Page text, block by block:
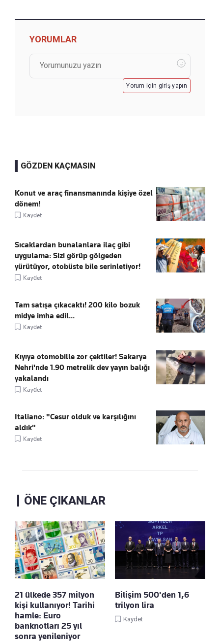
YORUMLAR
Yorum için giriş yapın
GÖZDEN KAÇMASIN
Konut ve araç finansmanında kişiye özel
dönem!
Kaydet
Sıcaklardan bunalanlara ilaç gibi
uygulama: Sizi görüp gölgeden
yürütüyor, otobüste bile serinletiyor!
Kaydet
Tam satışa çıkacaktı! 200 kilo bozuk
midye imha edil...
Kaydet
Kıyıya otomobille zor çektiler! Sakarya
Nehri'nde 1.90 metrelik dev yayın balığı
yakalandı
Kaydet
Italiano: "Cesur olduk ve karşılığını
aldık"
Kaydet
ÖNE ÇIKANLAR
21 ülkede 357 milyon
kişi kullanıyor! Tarihi
hamle: Euro
banknotları 25 yıl
sonra yenileniyor
Bilişim 500'den 1,6
trilyon lira
Kaydet